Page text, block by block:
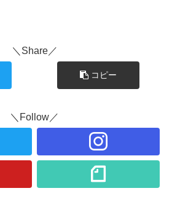
＼Share／
コピー
＼Follow／